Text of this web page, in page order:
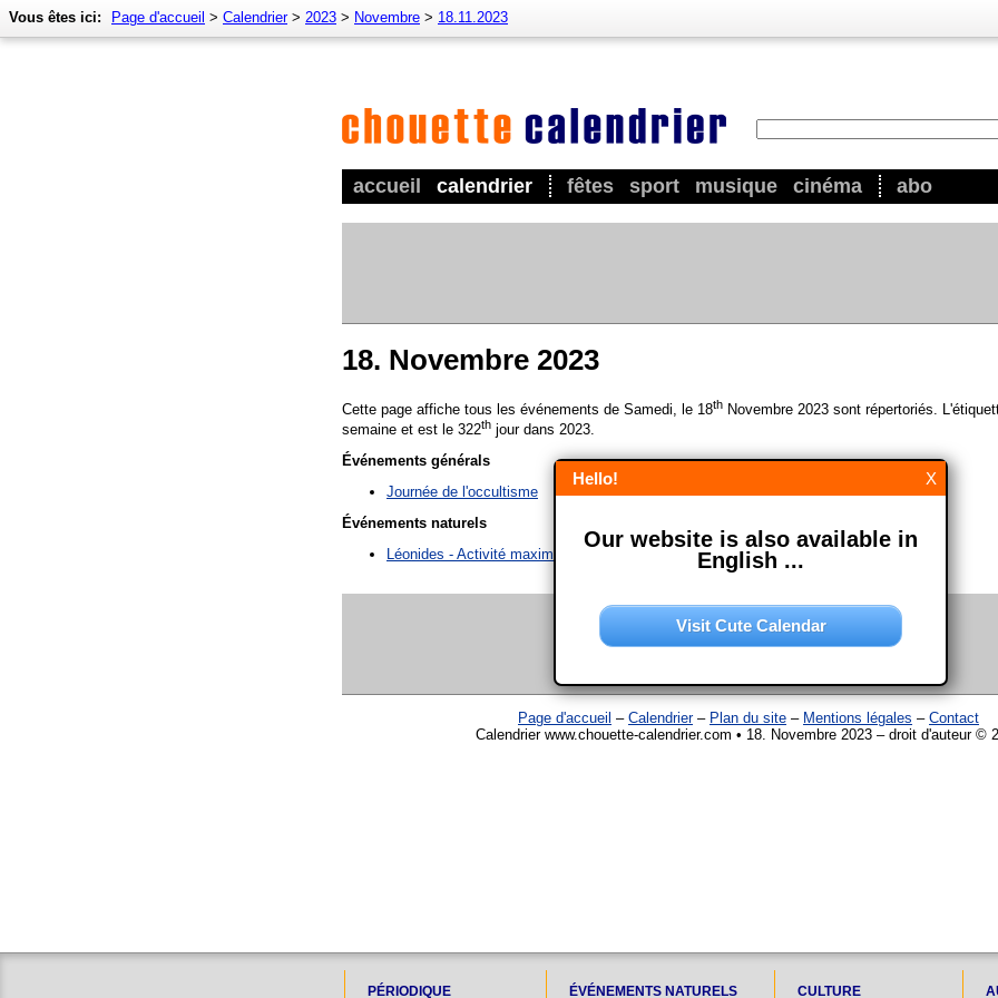
accueil calendrier fêtes sport musique cinéma abo
Vous êtes ici: Page d'accueil > Calendrier> 2023 > Novembre > 18.11.2023
18. Novembre 2023
Cette page affiche tous les événements de Samedi, le 18th Novembre 2023 sont répertoriés.
semaine et est le 322th jour dans 2023.
Événements générals
Journée de l'occultisme
Événements naturels
Léonides - Activité maximale
Page d'accueil – Calendrier– Plan du site – Mentions légales – Contact
Calendrier www.chouette-calendrier.com • 18. Novembre 2023 – droit d'auteur ©
PÉRIODIQUE ÉVÉNEMENTS NATURELS CULTURE
X
Hello!
Our website is also available in
English ...
Visit Cute Calendar